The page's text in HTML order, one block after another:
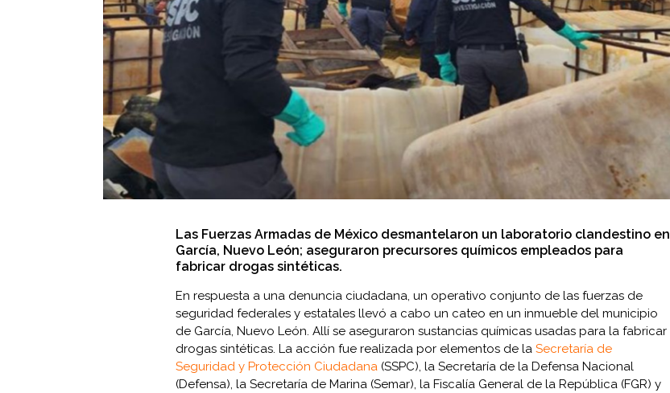
Las Fuerzas Armadas de México desmantelaron un laboratorio clandestino en
García, Nuevo León; aseguraron precursores químicos empleados para
fabricar drogas sintéticas.
En respuesta a una denuncia ciudadana, un operativo conjunto de las fuerzas de
seguridad federales y estatales llevó a cabo un cateo en un inmueble del municipio
de García, Nuevo León. Allí se aseguraron sustancias químicas usadas para la fabricar
drogas sintéticas. La acción fue realizada por elementos de la Secretaría de
Seguridad y Protección Ciudadana (SSPC), la Secretaría de la Defensa Nacional
(Defensa), la Secretaría de Marina (Semar), la Fiscalía General de la República (FGR) y